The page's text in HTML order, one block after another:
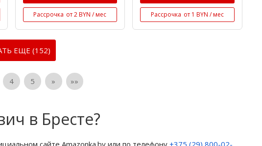
Рассрочка от 2 BYN / мес Рассрочка от 1 BYN / мес
ЕЩЕ (152)
4 5 » »»
в Бресте?
сайте Amazonka.by или по телефону +375 (29) 800-02-